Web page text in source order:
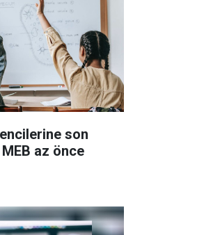
son
az önce